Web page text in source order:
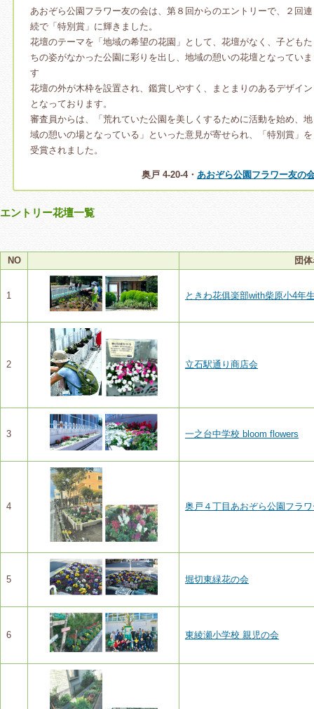
あおぞら公園フラワー友の会は、第８回からのエントリーで、２回連
続で「特別賞」に輝きました。
花壇のテーマを「地域の希望の花園」として、花壇がなく、子どもた
ちの姿がなかった公園に彩りを出し、地域の憩いの花壇となっていま
す
花壇の外が木枠を設置され、鑑賞しやすく、まとまりのあるデザイン
となっております。
審査員からは、「荒れていた公園を美しくするために活動を始め、地
域の憩いの場となっている」といった意見が寄せられ、「特別賞」を
受賞されました。
奥戸 4-20-4・ あおぞら公園フラワー友の
エントリー花壇一覧
NO 団
1 ときわ花俱楽部with柴原小4年
2 立石駅通り商店会
3 一之台中学校 bloom flowers
4 奥戸４丁目あおぞら公園フラ
5 堀切東緑花の会
6 東綾瀬小学校 親児の会